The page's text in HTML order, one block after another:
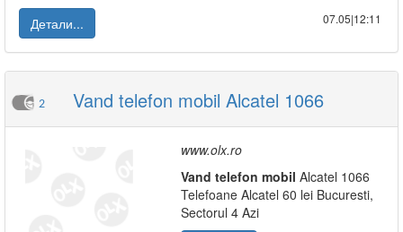
Детали...
07.05|12:11
2 Vand telefon mobil Alcatel 1066
www.olx.ro
Vand telefon mobil Alcatel 1066
Telefoane Alcatel 60 lei Bucuresti,
Sectorul 4 Azi